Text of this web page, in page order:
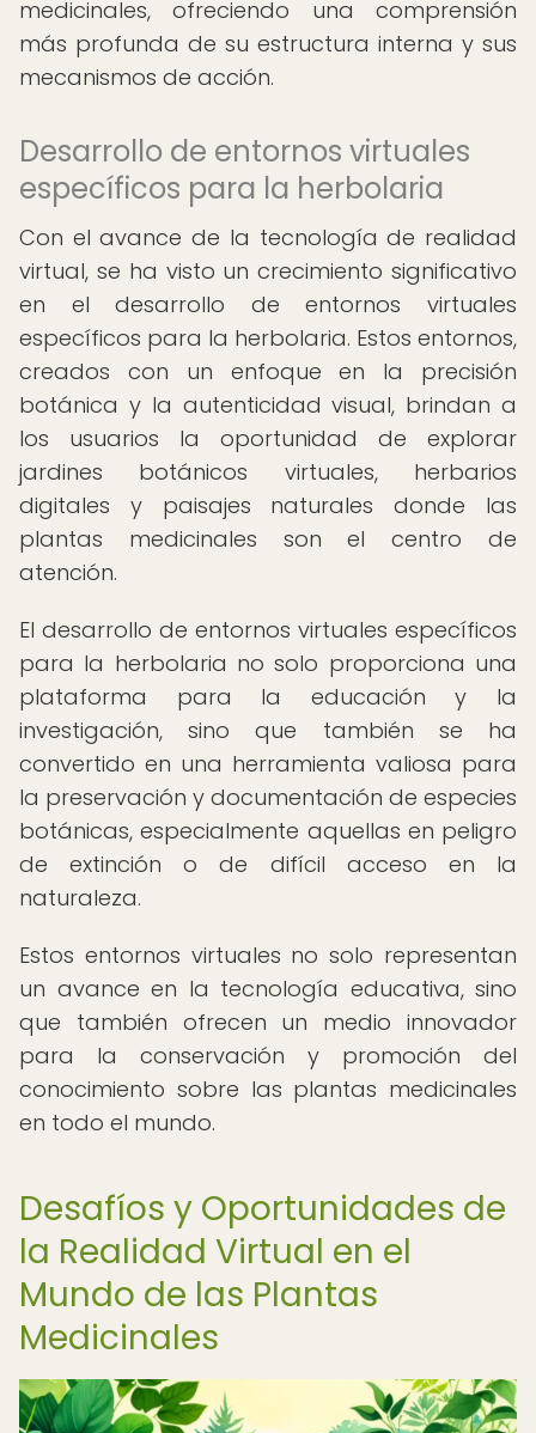
medicinales, ofreciendo una comprensión
más profunda de su estructura interna y sus
mecanismos de acción.
Desarrollo de entornos virtuales
específicos para la herbolaria
Con el avance de la tecnología de realidad
virtual, se ha visto un crecimiento significativo
en el desarrollo de entornos virtuales
específicos para la herbolaria. Estos entornos,
creados con un enfoque en la precisión
botánica y la autenticidad visual, brindan a
los usuarios la oportunidad de explorar
jardines botánicos virtuales, herbarios
digitales y paisajes naturales donde las
plantas medicinales son el centro de
atención.
El desarrollo de entornos virtuales específicos
para la herbolaria no solo proporciona una
plataforma para la educación y la
investigación, sino que también se ha
convertido en una herramienta valiosa para
la preservación y documentación de especies
botánicas, especialmente aquellas en peligro
de extinción o de difícil acceso en la
naturaleza.
Estos entornos virtuales no solo representan
un avance en la tecnología educativa, sino
que también ofrecen un medio innovador
para la conservación y promoción del
conocimiento sobre las plantas medicinales
en todo el mundo.
Desafíos y Oportunidades de
la Realidad Virtual en el
Mundo de las Plantas
Medicinales